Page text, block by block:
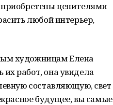
ценителями
любой интерьер,
художницам Елена
работ, она увидела
составляющую, свет
будущее, вы самые